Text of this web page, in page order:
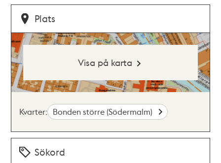
Plats
Visa på karta
Kvarter: Bonden större (Södermalm)
Sökord